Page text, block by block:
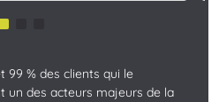
99 % des clients qui le
un des acteurs majeurs de la